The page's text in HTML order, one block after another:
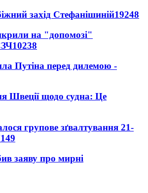
захід Стефанішиній19248
на "допомозі"
10238
Путіна перед дилемою -
Швеції щодо судна: Це
групове зґвалтування 21-
заяву про мирні